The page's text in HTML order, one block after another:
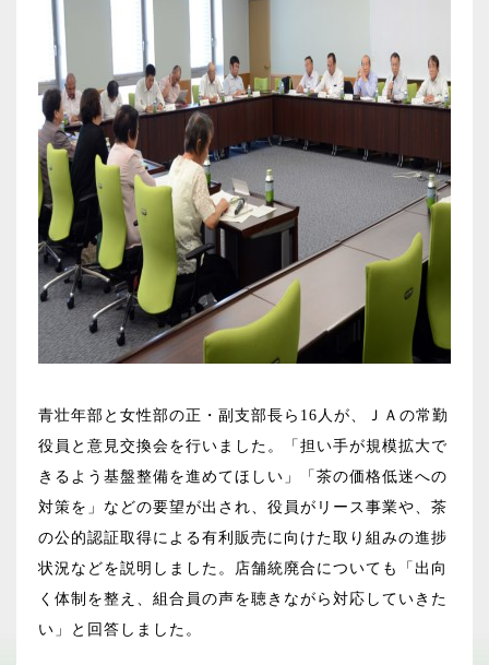
青壮年部と女性部の正・副支部長ら 16 人が、ＪＡの常勤
役員と意見交換会を行いました。「担い手が規模拡大で
きるよう基盤整備を進めてほしい」「茶の価格低迷への
対策を」などの要望が出され、役員がリース事業や、茶
の公的認証取得による有利販売に向けた取り組みの進捗
状況などを説明しました。店舗統廃合についても「出向
く体制を整え、組合員の声を聴きながら対応していきた
い」と回答しました。